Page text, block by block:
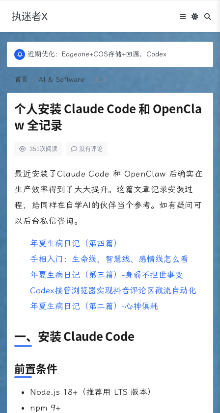
执迷者X
更新：Puock ➡ 阿里云轻量， 图床：Fontawesome
近期优化：Edgeone+COS存储+回源，Codex
更新：Puock ➡ 阿里云轻量， 图床：Fontawesome
近期优化：Edgeone+COS存储+回源，Codex
首页
AI & Software 正文
个人安装 Claude Code 和 OpenCla
w 全记录
351次阅读 没有评论
最近安装了Claude Code 和 OpenClaw 后确实在
生产效率得到了大大提升。这篇文章记录安装过
程，给同样在自学AI的伙伴当个参考。如有疑问可
以后台私信咨询。
年夏生病日记（第四篇）
手相入门：生命线、智慧线、感情线怎么看
年夏生病日记（第三篇）-身弱不担世事变
Codex接管浏览器实现抖音评论区截流自动化
年夏生病日记（第二篇）-心神俱耗
一、安装 Claude Code
前置条件
Node.js 18+（推荐用 LTS 版本）
npm 9+